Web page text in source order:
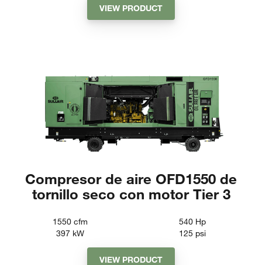
VIEW PRODUCT
Compresor de aire OFD1550 de
tornillo seco con motor Tier 3
1550 cfm 540 Hp
397 kW 125 psi
VIEW PRODUCT